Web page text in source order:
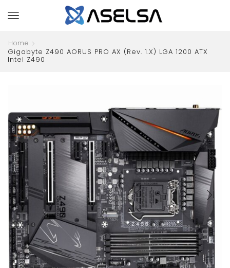
Home
Gigabyte Z490 AORUS PRO AX (rev. 1.x) LGA 1200 ATX
Intel Z490